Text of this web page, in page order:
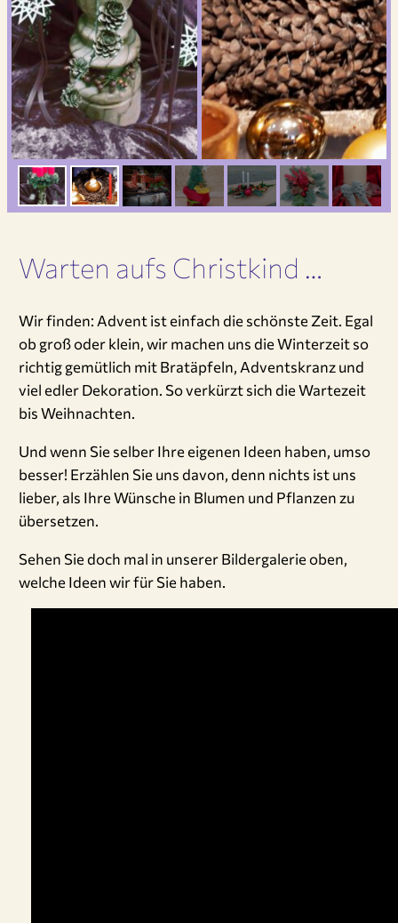
Warten aufs Christkind …
Wir finden: Advent ist einfach die schönste Zeit. Egal
ob groß oder klein, wir machen uns die Winterzeit so
richtig gemütlich mit Bratäpfeln, Adventskranz und
viel edler Dekoration. So verkürzt sich die Wartezeit
bis Weihnachten.
Und wenn Sie selber Ihre eigenen Ideen haben, umso
besser! Erzählen Sie uns davon, denn nichts ist uns
lieber, als Ihre Wünsche in Blumen und Pflanzen zu
übersetzen.
Sehen Sie doch mal in unserer Bildergalerie oben,
welche Ideen wir für Sie haben.